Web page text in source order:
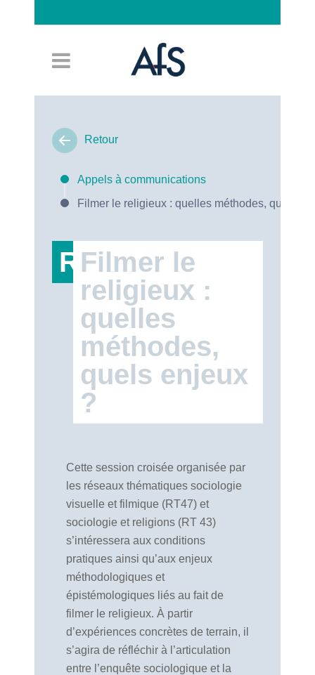
Retour
Appels à communications
Filmer le religieux : quelles méthodes, quels
RT47
Filmer le
religieux :
quelles
méthodes,
quels enjeux
?
Cette session croisée organisée par
les réseaux thématiques sociologie
visuelle et filmique (RT47) et
sociologie et religions (RT 43)
s’intéressera aux conditions
pratiques ainsi qu’aux enjeux
méthodologiques et
épistémologiques liés au fait de
filmer le religieux. À partir
d’expériences concrètes de terrain, il
s’agira de réfléchir à l’articulation
entre l’enquête sociologique et la